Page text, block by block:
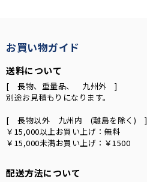
お買い物ガイド
送料について
[ 長物、重量品、 九州外 ]
別途お見積もりになります。
[ 長物以外 九州内 (離島を除く) ]
￥15,000以上お買い上げ：無料
￥15,000未満お買い上げ：￥1500
配送方法について